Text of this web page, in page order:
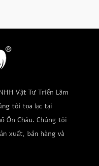
Vật Tư Triển Lãm
tôi tọa lạc tại
Ôn Châu. Chúng tôi
xuất, bán hàng và